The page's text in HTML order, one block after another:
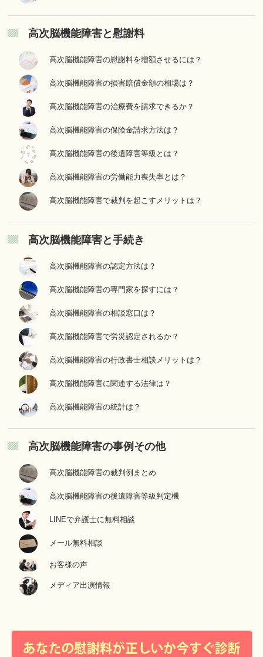
高次脳機能障害と慰謝料
高次脳機能障害の慰謝料を増額させるには？
高次脳機能障害の損害賠償金額の相場は？
高次脳機能障害の治療費を請求できるか？
高次脳機能障害の保険金請求方法は？
高次脳機能障害の後遺障害等級とは？
高次脳機能障害の労働能力喪失率とは？
高次脳機能障害で裁判を起こすメリットは？
高次脳機能障害と手続き
高次脳機能障害の認定方法は？
高次脳機能障害の専門家を探すには？
高次脳機能障害の相談窓口は？
高次脳機能障害で労災認定されるか？
高次脳機能障害の行政書士相談メリットは？
高次脳機能障害に関連する法律は？
高次脳機能障害の統計は？
高次脳機能障害の事例その他
高次脳機能障害の裁判例まとめ
高次脳機能障害の後遺障害等級判定機
LINEで弁護士に無料相談
メール無料相談
お客様の声
メディア出演情報